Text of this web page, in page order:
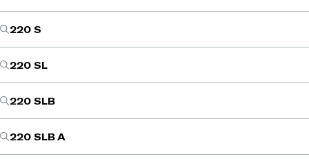
220 S
220 SL
220 SLB
220 SLB A